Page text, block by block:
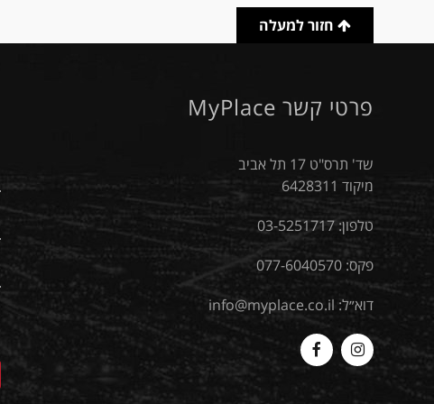
חזור למעלה
פרטי קשר MyPlace
שד' תרס"ט 17 תל אביב
מיקוד 6428311
טלפון:03-5251717
פקס: 077-6040570
דוא״ל: info@myplace.co.il
Myplace
MyPlace